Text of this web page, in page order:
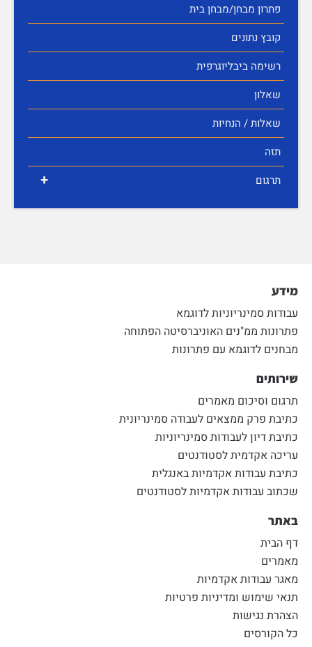
פתרון מבחן/מבחן בית
קובץ נתונים
רשימה ביבליוגרפית
שאלון
שאלות / הנחיות
תזה
+ תרגום
מידע
עבודות סמינריוניות לדוגמא
פתרונות ממ"נים האוניברסיטה הפתוחה
מבחנים לדוגמא עם פתרונות
שירותים
תרגום וסיכום מאמרים
כתיבת פרק ממצאים לעבודה סמינריונית
כתיבת דיון לעבודות סמינריוניות
עריכה אקדמית לסטודנטים
כתיבת עבודות אקדמיות באנגלית
שכתוב עבודות אקדמיות לסטודנטים
באתר
דף הבית
מאמרים
מאגר עבודות אקדמיות
תנאי שימוש ומדיניות פרטיות
הצהרת נגישות
כל הקורסים